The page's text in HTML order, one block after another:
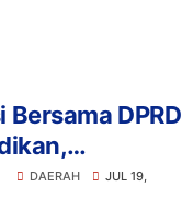
DPRD
Menuju
DAERAH
JUL 19,